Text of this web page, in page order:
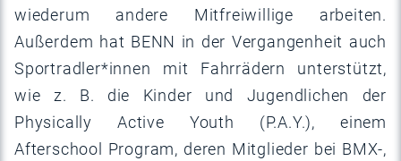
wiederum andere Mitfreiwillige arbeiten.
Außerdem hat BENN in der Vergangenheit auch
Sportradler*innen mit Fahrrädern unterstützt,
wie z. B. die Kinder und Jugendlichen der
Physically Active Youth (P.A.Y.), einem
Afterschool Program, deren Mitglieder bei BMX-,